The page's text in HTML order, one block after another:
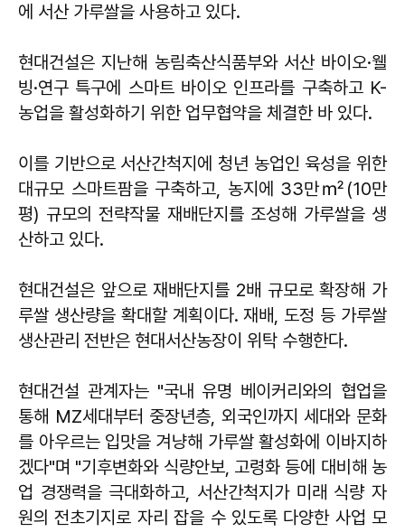
에 서산 가루쌀을 사용하고 있다.
현대건설은 지난해 농림축산식품부와 서산 바이오·웰
빙·연구 특구에 스마트 바이오 인프라를 구축하고 K-
농업을 활성화하기 위한 업무협약을 체결한 바 있다.
이를 기반으로 서산간척지에 청년 농업인 육성을 위한
대규모 스마트팜을 구축하고, 농지에 33만㎡(10만
평) 규모의 전략작물 재배단지를 조성해 가루쌀을 생
산하고 있다.
현대건설은 앞으로 재배단지를 2배 규모로 확장해 가
루쌀 생산량을 확대할 계획이다. 재배, 도정 등 가루쌀
생산관리 전반은 현대서산농장이 위탁 수행한다.
현대건설 관계자는 "국내 유명 베이커리와의 협업을
통해 MZ세대부터 중장년층, 외국인까지 세대와 문화
를 아우르는 입맛을 겨냥해 가루쌀 활성화에 이바지하
겠다"며 "기후변화와 식량안보, 고령화 등에 대비해 농
업 경쟁력을 극대화하고, 서산간척지가 미래 식량 자
원의 전초기지로 자리 잡을 수 있도록 다양한 사업 모